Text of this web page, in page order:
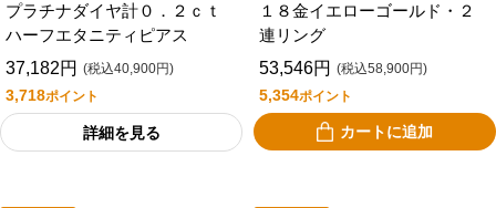
プラチナダイヤ計０．２ｃｔ
ハーフエタニティピアス
37,182円 (税込40,900円)
3,718ポイント
詳細を見る
１８金イエローゴールド・２
連リング
53,546円 (税込58,900円)
5,354ポイント
カートに追加